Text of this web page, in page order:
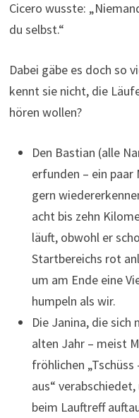
Cicero wusste:
du selbst.“
Dabei gäbe es doch so
kennt sie nicht, die
hören wollen?
Den Bastian (alle
erfunden – ein
gern
acht bis zehn
läuft, obwohl er
Startbereichs rot
um am Ende eine
humpeln als wir.
Die Janina, die
alten Jahr – meist
fröhlichen „Tschüss
aus“
beim Lauftreff